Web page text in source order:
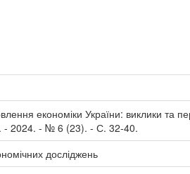
економіки України: виклики та
- 2024. - № 6 (23). - С. 32-40.
досліджень